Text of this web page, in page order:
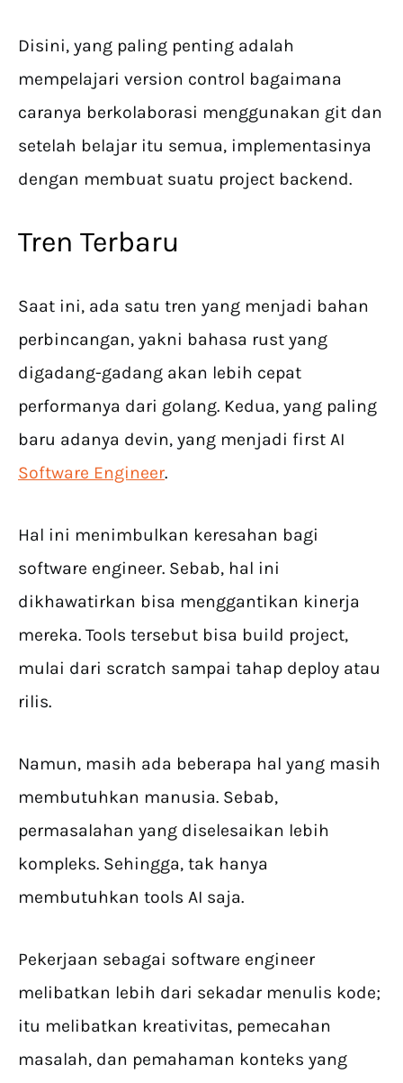
Disini, yang paling penting adalah
mempelajari version control bagaimana
caranya berkolaborasi menggunakan git dan
setelah belajar itu semua, implementasinya
dengan membuat suatu project backend.
Tren Terbaru
Saat ini, ada satu tren yang menjadi bahan
perbincangan, yakni bahasa rust yang
digadang-gadang akan lebih cepat
performanya dari golang. Kedua, yang paling
baru adanya devin, yang menjadi first AI
Software Engineer.
Hal ini menimbulkan keresahan bagi
software engineer. Sebab, hal ini
dikhawatirkan bisa menggantikan kinerja
mereka. Tools tersebut bisa build project,
mulai dari scratch sampai tahap deploy atau
rilis.
Namun, masih ada beberapa hal yang masih
membutuhkan manusia. Sebab,
permasalahan yang diselesaikan lebih
kompleks. Sehingga, tak hanya
membutuhkan tools AI saja.
Pekerjaan sebagai software engineer
melibatkan lebih dari sekadar menulis kode;
itu melibatkan kreativitas, pemecahan
masalah, dan pemahaman konteks yang